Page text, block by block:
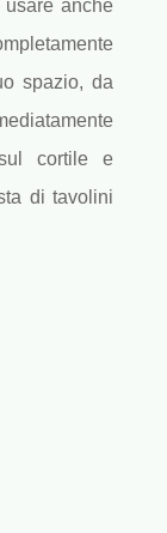
anche
spazio, da
cortile e
di tavolini